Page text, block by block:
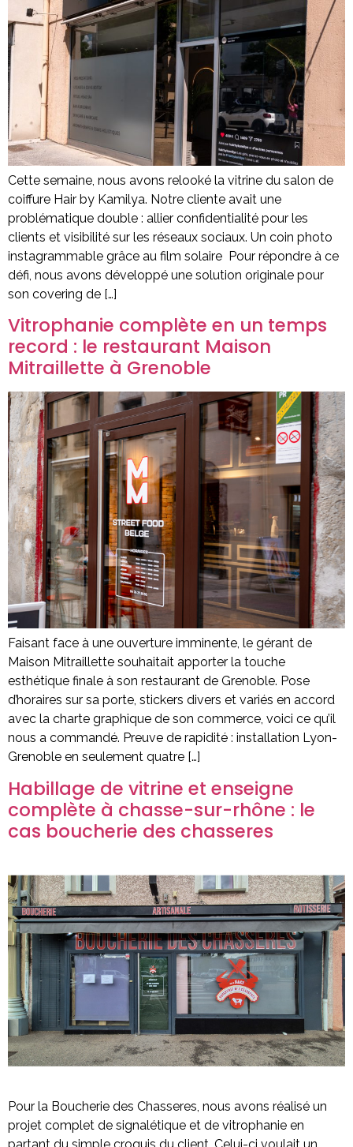
Cette semaine, nous avons relooké la vitrine du salon de
coiffure Hair by Kamilya. Notre cliente avait une
problématique double : allier confidentialité pour les
clients et visibilité sur les réseaux sociaux. Un coin photo
instagrammable grâce au film solaire Pour répondre à ce
défi, nous avons développé une solution originale pour
son covering de […]
Vitrophanie complète en un temps
record : le restaurant Maison
Mitraillette à Grenoble
Faisant face à une ouverture imminente, le gérant de
Maison Mitraillette souhaitait apporter la touche
esthétique finale à son restaurant de Grenoble. Pose
d’horaires sur sa porte, stickers divers et variés en accord
avec la charte graphique de son commerce, voici ce qu’il
nous a commandé. Preuve de rapidité : installation Lyon-
Grenoble en seulement quatre […]
Habillage de vitrine et enseigne
complète à chasse-sur-rhône : le
cas boucherie des chasseres
Pour la Boucherie des Chasseres, nous avons réalisé un
projet complet de signalétique et de vitrophanie en
partant du simple croquis du client. Celui-ci voulait un